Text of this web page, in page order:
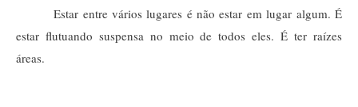
Estar entre vários lugares é não estar em lugar algum. É
estar flutuando suspensa no meio de todos eles. É ter raízes
áreas.